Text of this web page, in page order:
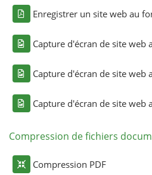
Enregistrer un site web au
Capture d'écran de site web
Capture d'écran de site web
Capture d'écran de site web
Compression de fichiers
Compression PDF